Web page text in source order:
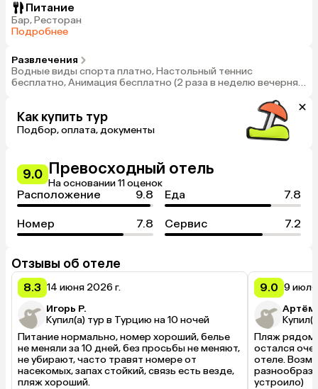
Питание
Бар, Ресторан
Подробнее
Развлечения
Водные виды спорта платно, Настольный теннис
бесплатно, Анимация бесплатно (2 раза в неделю вечерняя
Как купить тур
Подбор, оплата, документы
9.0 Превосходный отель
На основании 11 оценок
Расположение 9.8 Еда 7.8
Номер 7.8 Сервис 7.2
Отзывы об отеле
8.3 14 июня 2026 г.
Игорь Р.
Купил(а) тур в Турцию на 10 ночей
Питание нормально, номер хороший, белье
не меняли за 10 дней, без просьбы не меняют,
не убирают, часто травят номере от
насекомых, запах стойкий, связь есть везде,
пляж хороший.
9.0 9
Артём
Пляж рядом,
остался
отеле.
устроило)